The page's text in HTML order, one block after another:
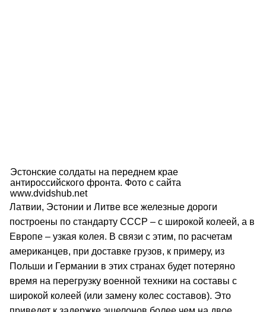
Эстонские солдаты на переднем крае
антироссийского фронта. Фото с сайта
www.dvidshub.net
Латвии, Эстонии и Литве все железные дороги
построены по стандарту СССР – с широкой колеей, а в
Европе – узкая колея. В связи с этим, по расчетам
американцев, при доставке грузов, к примеру, из
Польши и Германии в этих странах будет потеряно
время на перегрузку военной техники на составы с
широкой колеей (или замену колес составов). Это